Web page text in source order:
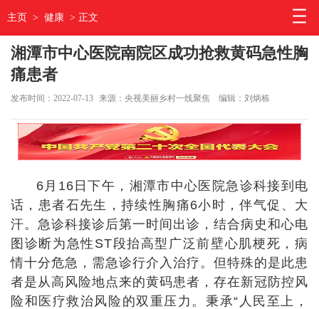
主页 > 健康 > 正文
湘潭市中心医院南院区成功抢救黄码急性胸
痛患者
发布时间：2022-07-13 来源：央视美丽乡村一线聚焦 编辑：刘炳栋
6月16日下午，湘潭市中心医院急诊科接到电
话，患者石先生，持续性胸痛6小时，伴气促、大
汗。急诊科接诊后第一时间出诊，结合病史和心电
图诊断为急性ST段抬高型广泛前壁心肌梗死，病
情十分危急，需急诊行介入治疗。但特殊的是此患
者是从高风险地点来的黄码患者，存在新冠防控风
险和医疗救治风险的双重压力。秉承“人民至上，